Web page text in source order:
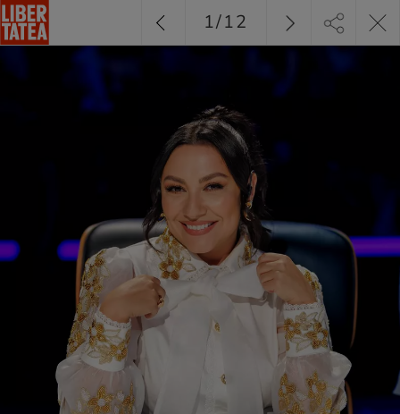
1/12